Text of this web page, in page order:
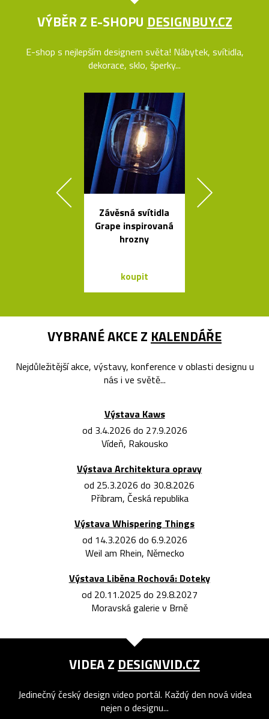
VÝBĚR Z E-SHOPU DESIGNBUY.CZ
E-shop s nejlepším designem světa! Nábytek, svítidla,
dekorace, sklo, šperky...
Závěsná svítidla
Grape inspirovaná
hrozny
koupit
VYBRANÉ AKCE Z KALENDÁŘE
Nejdůležitější akce, výstavy, konference v oblasti designu u
nás i ve světě...
Výstava Kaws
od 3.4.2026 do 27.9.2026
Vídeň, Rakousko
Výstava Architektura opravy
od 25.3.2026 do 30.8.2026
Příbram, Česká republika
Výstava Whispering Things
od 14.3.2026 do 6.9.2026
Weil am Rhein, Německo
Výstava Liběna Rochová: Doteky
od 20.11.2025 do 29.8.2027
Moravská galerie v Brně
VIDEA Z DESIGNVID.CZ
Jedinečný český design video portál. Každý den nová videa
nejen o designu...